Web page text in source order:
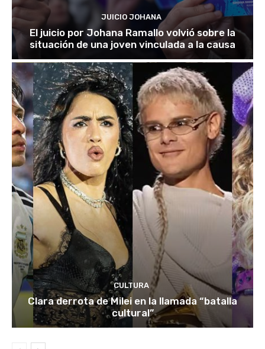
JUICIO JOHANA
El juicio por Johana Ramallo volvió sobre la
situación de una joven vinculada a la causa
CULTURA
Clara derrota de Milei en la llamada “batalla
cultural”